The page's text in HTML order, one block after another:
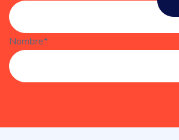
Nombre*